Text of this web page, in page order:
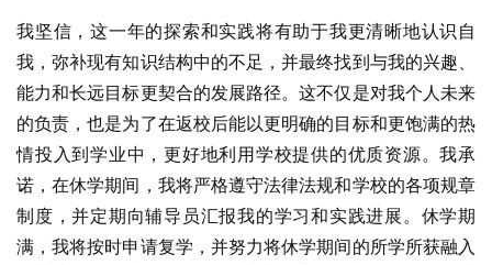
我坚信，这一年的探索和实践将有助于我更清晰地认识自
我，弥补现有知识结构中的不足，并最终找到与我的兴趣、
能力和长远目标更契合的发展路径。这不仅是对我个人未来
的负责，也是为了在返校后能以更明确的目标和更饱满的热
情投入到学业中，更好地利用学校提供的优质资源。我承
诺，在休学期间，我将严格遵守法律法规和学校的各项规章
制度，并定期向辅导员汇报我的学习和实践进展。休学期
满，我将按时申请复学，并努力将休学期间的所学所获融入